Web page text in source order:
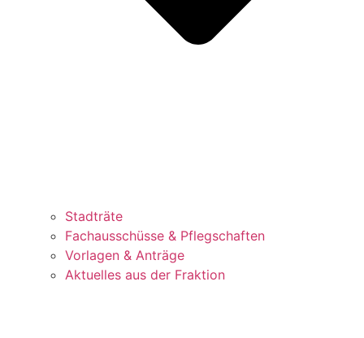
Stadträte
Fachausschüsse & Pflegschaften
Vorlagen & Anträge
Aktuelles aus der Fraktion